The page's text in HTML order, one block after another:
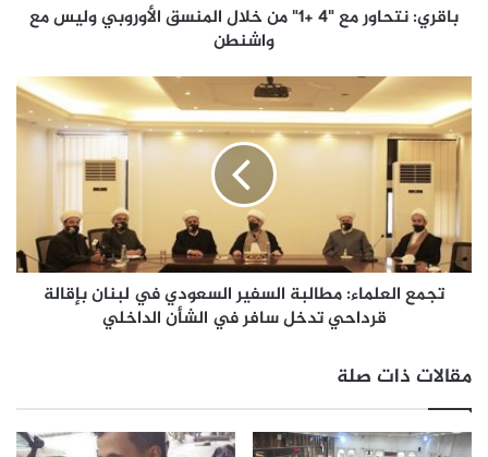
باقري: نتحاور مع "4 +1" من خلال المنسق الأوروبي وليس مع
واشنطن
تجمع العلماء: مطالبة السفير السعودي في لبنان بإقالة
قرداحي تدخل سافر في الشأن الداخلي
مقالات ذات صلة